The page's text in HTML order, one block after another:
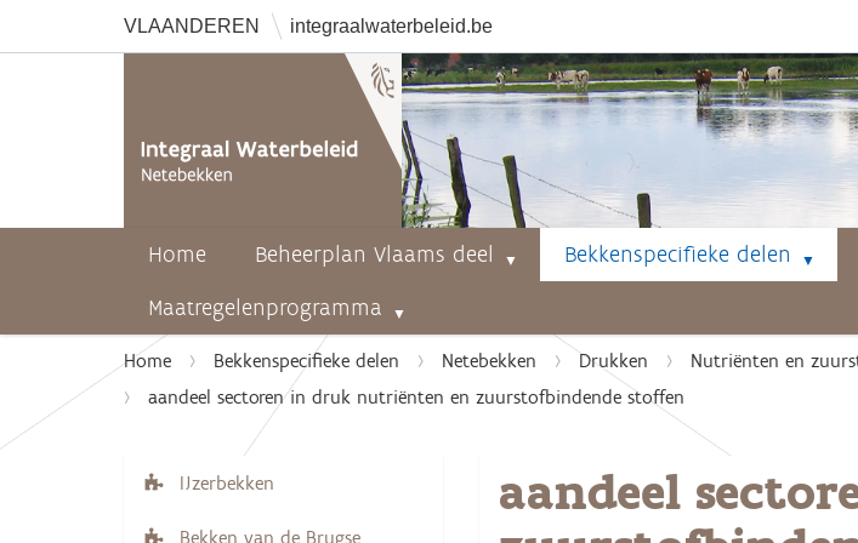
VLAANDEREN integraalwaterbeleid.be
Home Beheerplan Vlaams deel Bekkenspecifieke delen
Maatregelenprogramma
U
b
Home Bekkenspecifieke delen Netebekken Drukken Nutriënten en
aandeel sectoren in druk nutriënten en zuurstofbindende stoffen
aandeel
N
a
IJzerbekken
Bekken van de Brugse